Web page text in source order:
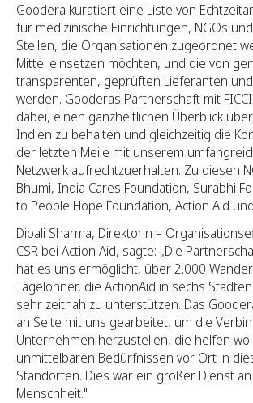
Goodera kuratiert eine Liste von
für medizinische Einrichtungen, NGOs
Stellen, die Organisationen zugeordnet
Mittel einsetzen möchten, und die von
transparenten, geprüften Lieferanten
werden. Gooderas Partnerschaft mit FICCI
dabei, einen ganzheitlichen Überblick
Indien zu behalten und gleichzeitig die
der letzten Meile mit unserem
Netzwerk aufrechtzuerhalten. Zu diesen
Bhumi, India Cares Foundation, Surabhi
to People Hope Foundation, Action Aid
Dipali Sharma, Direktorin –
CSR bei Action Aid, sagte: „Die
hat es uns ermöglicht, über 2.000
Tagelöhner, die ActionAid in sechs
sehr zeitnah zu unterstützen. Das
an Seite mit uns gearbeitet, um die
Unternehmen herzustellen, die helfen
unmittelbaren Bedürfnissen vor Ort in
Standorten. Dies war ein großer Dienst
Menschheit."